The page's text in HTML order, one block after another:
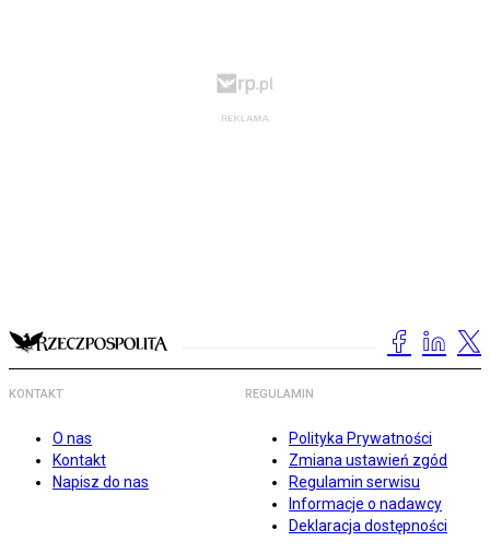
KONTAKT
O nas
Kontakt
Napisz do nas
REGULAMIN
Polityka Prywatności
Zmiana ustawień zgód
Regulamin serwisu
Informacje o nadawcy
Deklaracja dostępności